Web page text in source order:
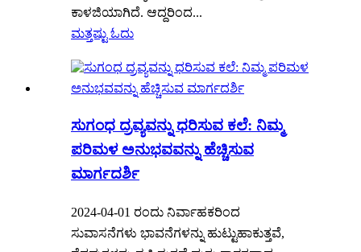
ಕಾಳಜಿಯಾಗಿದೆ. ಆದ್ದರಿಂದ...
ಮತ್ತಷ್ಟು ಓದು
ಸುಗಂಧ ದ್ರವ್ಯವನ್ನು ಧರಿಸುವ ಕಲೆ: ನಿಮ್ಮ
ಪರಿಮಳ ಅನುಭವವನ್ನು ಹೆಚ್ಚಿಸುವ
ಮಾರ್ಗದರ್ಶಿ
2024-04-01 ರಂದು ನಿರ್ವಾಹಕರಿಂದ
ಸುವಾಸನೆಗಳು ಭಾವನೆಗಳನ್ನು ಹುಟ್ಟುಹಾಕುತ್ತವೆ,